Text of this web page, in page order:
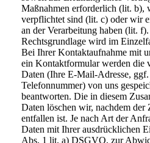
Maßnahmen erforderlich (lit. b),
verpflichtet sind (lit. c) oder wir
an der Verarbeitung haben (lit.
Rechtsgrundlage wird im
Bei Ihrer Kontaktaufnahme mit
ein Kontaktformular werden die
Daten (Ihre E-Mail-Adresse,
Telefonnummer) von uns
beantworten. Die in diesem
Daten löschen wir, nachdem
entfallen ist. Je nach Art der
Daten mit Ihrer ausdrücklichen
Abs. 1 lit. a) DSGVO, zur